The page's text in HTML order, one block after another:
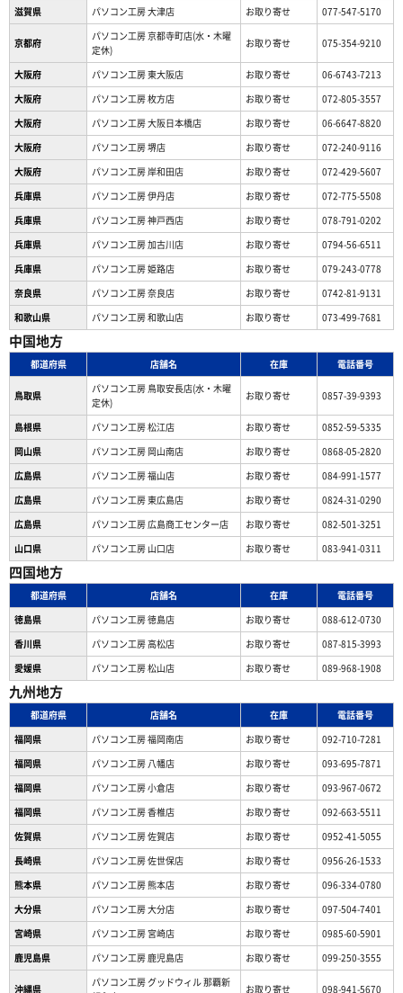
滋賀県 パソコン工房 大津店 お取り寄せ 077-547-5170
京都府
パソコン工房 京都寺町店(水・木曜
定休)
お取り寄せ 075-354-9210
大阪府 パソコン工房 東大阪店 お取り寄せ
06-6743-7213
大阪府
パソコン工房 枚方店 お取り寄せ
072-805-3557
大阪府
パソコン工房 大阪日本橋店 お取り寄せ
06-6647-8820
大阪府
パソコン工房 堺店 お取り寄せ
072-240-9116
大阪府
パソコン工房 岸和田店 お取り寄せ
072-429-5607
兵庫県
パソコン工房 伊丹店 お取り寄せ
072-775-5508
兵庫県
パソコン工房 神戸西店 お取り寄せ
078-791-0202
兵庫県
パソコン工房 加古川店 お取り寄せ
0794-56-6511
兵庫県
パソコン工房 姫路店 お取り寄せ
079-243-0778
奈良県
パソコン工房 奈良店 お取り寄せ
0742-81-9131
和歌山県
パソコン工房 和歌山店 お取り寄せ 073-499-7681
中国地方
都道府県 店舗名 在庫 電話番号
鳥取県
パソコン工房 鳥取安長店(水・木曜
定休)
お取り寄せ 0857-39-9393
島根県 パソコン工房 松江店 お取り寄せ
0852-59-5335
岡山県
パソコン工房 岡山南店 お取り寄せ
0868-05-2820
広島県
パソコン工房 福山店 お取り寄せ
084-991-1577
広島県
パソコン工房 東広島店 お取り寄せ
0824-31-0290
広島県
パソコン工房 広島商工センター店 お取り寄せ
082-501-3251
山口県
パソコン工房 山口店 お取り寄せ 083-941-0311
四国地方
都道府県 店舗名 在庫
電話番号
徳島県
パソコン工房 徳島店 お取り寄せ
088-612-0730
香川県
パソコン工房 高松店 お取り寄せ
087-815-3993
愛媛県
パソコン工房 松山店 お取り寄せ 089-968-1908
九州地方
都道府県 店舗名 在庫
電話番号
福岡県
パソコン工房 福岡南店 お取り寄せ
092-710-7281
福岡県
パソコン工房 八幡店 お取り寄せ
093-695-7871
福岡県
パソコン工房 小倉店 お取り寄せ
093-967-0672
福岡県
パソコン工房 香椎店 お取り寄せ
092-663-5511
佐賀県
パソコン工房 佐賀店 お取り寄せ
0952-41-5055
長崎県
パソコン工房 佐世保店 お取り寄せ
0956-26-1533
熊本県
パソコン工房 熊本店 お取り寄せ
096-334-0780
大分県
パソコン工房 大分店 お取り寄せ
097-504-7401
宮崎県
パソコン工房 宮崎店 お取り寄せ
0985-60-5901
鹿児島県
パソコン工房 鹿児島店 お取り寄せ 099-250-3555
沖縄県
パソコン工房 グッドウィル 那覇新
お取り寄せ 098-941-5670